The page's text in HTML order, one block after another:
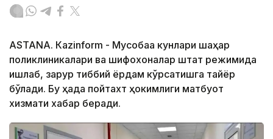
ASTANА. Кazinform - Мусобақа кунлари шаҳар
поликлиникалари ва шифохоналар штат режимида
ишлаб, зарур тиббий ёрдам кўрсатишга тайёр
бўлади. Бу ҳақда пойтахт ҳокимлиги матбуот
хизмати хабар беради.